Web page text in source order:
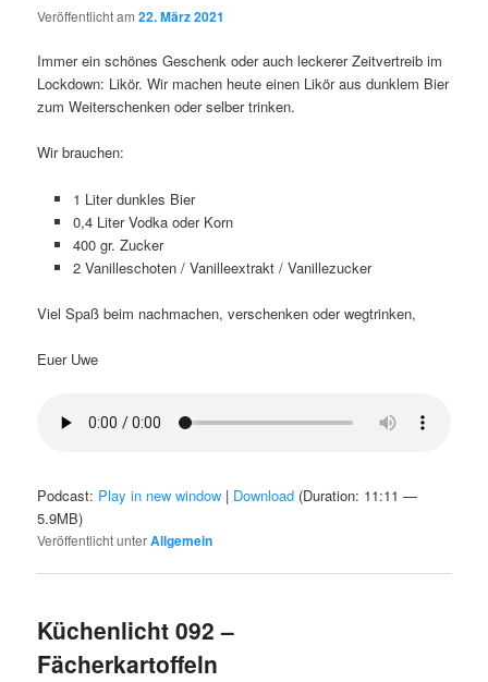
Veröffentlicht am22. März 2021
Immer ein schönes Geschenk oder auch leckerer Zeitvertreib im
Lockdown: Likör. Wir machen heute einen Likör aus dunklem Bier
zum Weiterschenken oder selber trinken.
Wir brauchen:
1 Liter dunkles Bier
0,4 Liter Vodka oder Korn
400 gr. Zucker
2 Vanilleschoten / Vanilleextrakt / Vanillezucker
Viel Spaß beim nachmachen, verschenken oder wegtrinken,
Euer Uwe
Podcast: Play in new window | Download (Duration: 11:11 —
5.9MB)
Veröffentlicht unterAllgemein
Küchenlicht 092 –
Fächerkartoffeln